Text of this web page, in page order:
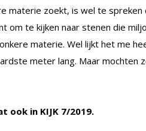
materie zoekt, is wel te spreken
om te kijken naar stenen die
materie. Wel lijkt het me
meter lang. Maar mochten
ook in KIJK 7/2019.